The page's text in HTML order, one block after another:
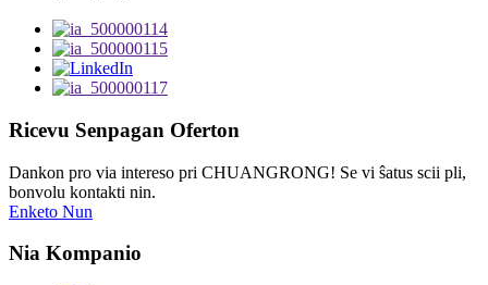
Ricevu Senpagan Oferton
Dankon pro via intereso pri CHUANGRONG! Se vi ŝatus scii pli,
bonvolu kontakti nin.
Enketo Nun
Nia Kompanio